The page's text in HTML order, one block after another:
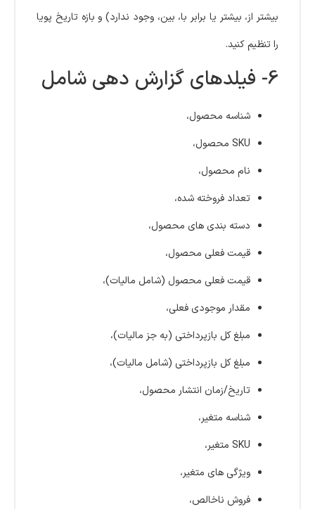
بیشتر از، بیشتر یا برابر با، بین، وجود ندارد) و بازه تاریخ پویا
را تنظیم کنید.
6- فیلدهای گزارش دهی شامل
شناسه محصول،
SKU محصول،
نام محصول،
تعداد فروخته شده،
دسته بندی های محصول،
قیمت فعلی محصول،
قیمت فعلی محصول (شامل مالیات)،
مقدار موجودی فعلی،
مبلغ کل بازپرداختی (به جز مالیات)،
مبلغ کل بازپرداختی (شامل مالیات)،
تاریخ/زمان انتشار محصول،
شناسه متغیر،
SKU متغیر،
ویژگی های متغیر،
فروش ناخالص،